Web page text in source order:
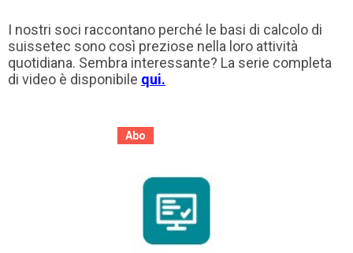
I nostri soci raccontano perché le basi di calcolo di
suissetec sono così preziose nella loro attività
quotidiana. Sembra interessante? La serie completa
di video è disponibile qui.
Abo